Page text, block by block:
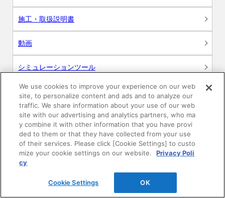
施工・取扱説明書
動画
シミュレーションツール
24時間換気システム〈エアスマート〉
簡易設計見積ソフト
R&Dセンター環境測定・分析サービス
商品マスター申し込み
We use cookies to improve your experience on our web
site, to personalize content and ads and to analyze our
traffic. We share information about your use of our web
site with our advertising and analytics partners, who ma
y combine it with other information that you have provi
ded to them or that they have collected from your use
of their services. Please click [Cookie Settings] to custo
mize your cookie settings on our website.
Privacy Poli
cy
Cookie Settings OK